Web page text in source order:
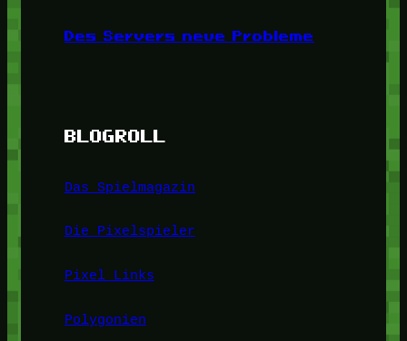
Des Servers neue Probleme
BLOGROLL
Das Spielmagazin
Die Pixelspieler
Pixel Links
Polygonien